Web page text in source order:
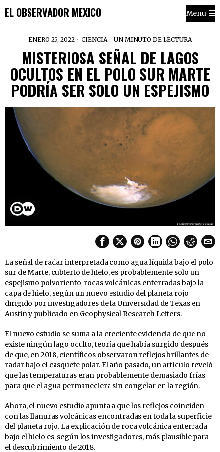
EL OBSERVADOR MEXICO Menu
ENERO 25, 2022 CIENCIA UN MINUTO DE LECTURA
MISTERIOSA SEÑAL DE LAGOS
OCULTOS EN EL POLO SUR MARTE
PODRÍA SER SOLO UN ESPEJISMO
La señal de radar interpretada como agua líquida bajo el polo
sur de Marte, cubierto de hielo, es probablemente solo un
espejismo polvoriento, rocas volcánicas enterradas bajo la
capa de hielo, según un nuevo estudio del planeta rojo
dirigido por investigadores de la Universidad de Texas en
Austin y publicado en Geophysical Research Letters.
El nuevo estudio se suma a la creciente evidencia de que no
existe ningún lago oculto, teoría que había surgido después
de que, en 2018, científicos observaron reflejos brillantes de
radar bajo el casquete polar. El año pasado, un artículo reveló
que las temperaturas eran probablemente demasiado frías
para que el agua permaneciera sin congelar en la región.
Ahora, el nuevo estudio apunta a que los reflejos coinciden
con las llanuras volcánicas encontradas en toda la superficie
del planeta rojo. La explicación de roca volcánica enterrada
bajo el hielo es, según los investigadores, más plausible para
el descubrimiento de 2018.